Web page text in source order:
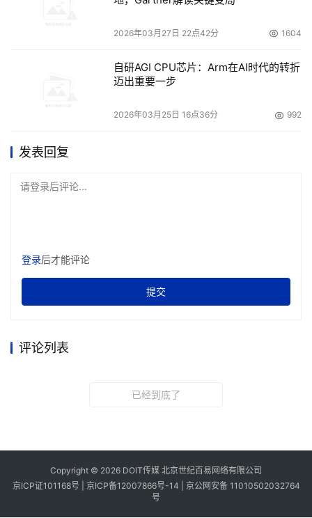
2026年03月27日 22点42分 1604
自研AGI CPU芯片：Arm在AI时代的转折
迈出重要一步
2026年03月25日 16点36分 992
发表回复
请登录后评论...
登录后才能评论
提交
评论列表
已经到底了
Copyright © 2026 DOIT传媒 北京世纪百易网络有限公司
京ICP证101168号 | 京ICP备12007866号-14
京公网安备 11010502032764
号